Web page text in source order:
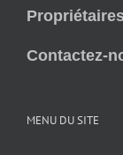
Contactez-
MENU DU SITE